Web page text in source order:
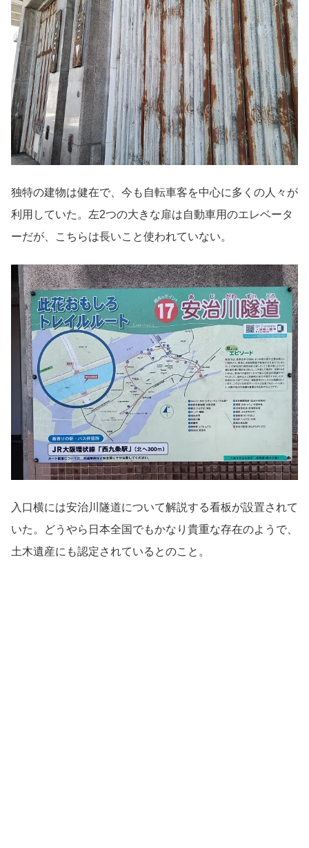
独特の建物は健在で、今も自転車客を中心に多くの人々が
利用していた。左2つの大きな扉は自動車用のエレベータ
ーだが、こちらは長いこと使われていない。
入口横には安治川隧道について解説する看板が設置されて
いた。どうやら日本全国でもかなり貴重な存在のようで、
土木遺産にも認定されているとのこと。